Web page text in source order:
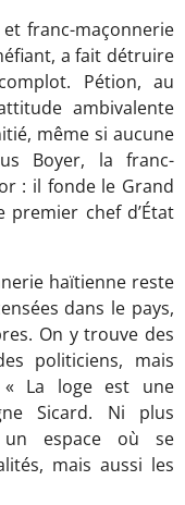
franc-maçonnerie
a fait détruire
Pétion, au
ambivalente
même si aucune
Boyer, la franc-
: il fonde le Grand
premier chef d’État
haïtienne reste
dans le pays,
On y trouve des
politiciens, mais
« La loge est une
Sicard. Ni plus
espace où se
mais aussi les